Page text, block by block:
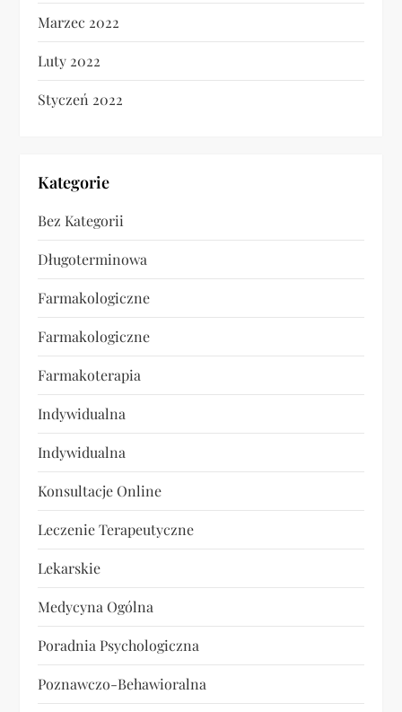
Marzec 2022
Luty 2022
Styczeń 2022
Kategorie
Bez Kategorii
Długoterminowa
Farmakologiczne
Farmakologiczne
Farmakoterapia
Indywidualna
Indywidualna
Konsultacje Online
Leczenie Terapeutyczne
Lekarskie
Medycyna Ogólna
Poradnia Psychologiczna
Poznawczo-Behawioralna